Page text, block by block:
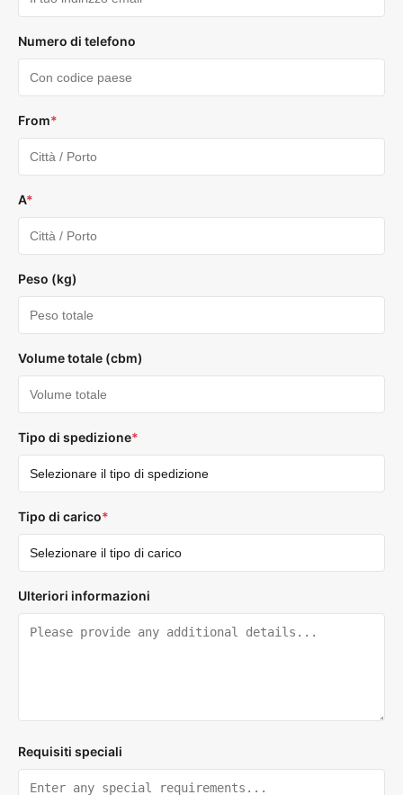
Numero di telefono
From*
A*
Peso (kg)
Volume totale (cbm)
Tipo di spedizione*
Tipo di carico*
Ulteriori informazioni
Requisiti speciali